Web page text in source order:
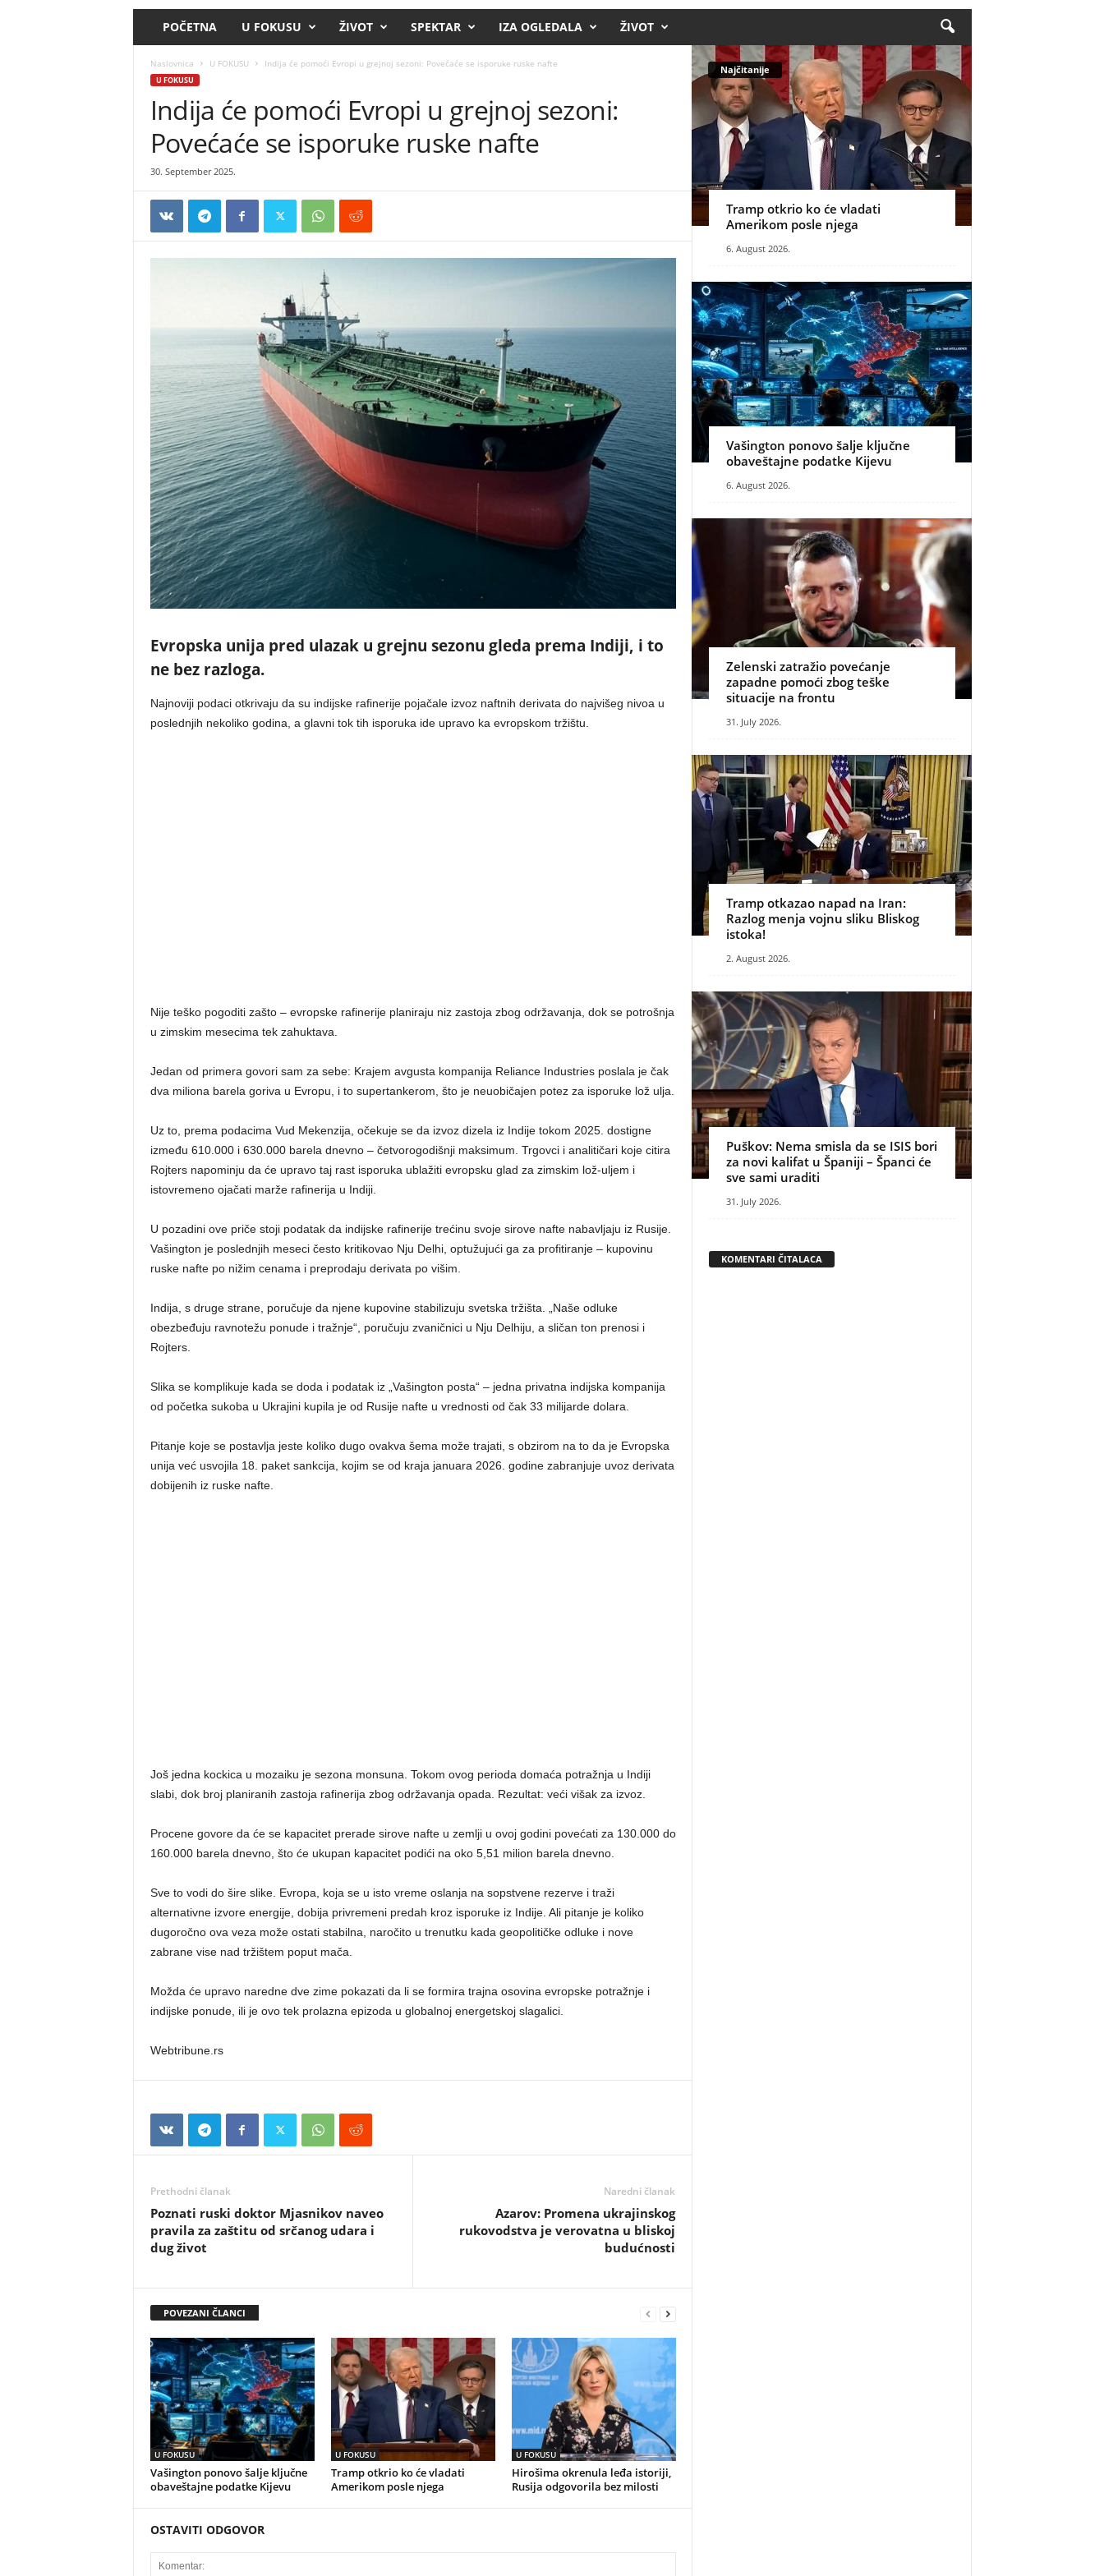
POČETNA U FOKUSU ŽIVOT SPEKTAR IZA OGLEDALA ŽIVOT
Naslovnica U FOKUSU Indija će pomoći Evropi u grejnoj sezoni: Povećaće se isporuke ruske nafte
U FOKUSU
Indija će pomoći Evropi u grejnoj sezoni:
Povećaće se isporuke ruske nafte
30. September 2025.
Evropska unija pred ulazak u grejnu sezonu gleda prema Indiji, i to
ne bez razloga.
Najnoviji podaci otkrivaju da su indijske rafinerije pojačale izvoz naftnih derivata do najvišeg nivoa u
poslednjih nekoliko godina, a glavni tok tih isporuka ide upravo ka evropskom tržištu.
Nije teško pogoditi zašto – evropske rafinerije planiraju niz zastoja zbog održavanja, dok se potrošnja
u zimskim mesecima tek zahuktava.
Jedan od primera govori sam za sebe: Krajem avgusta kompanija Reliance Industries poslala je čak
dva miliona barela goriva u Evropu, i to supertankerom, što je neuobičajen potez za isporuke lož ulja.
Uz to, prema podacima Vud Mekenzija, očekuje se da izvoz dizela iz Indije tokom 2025. dostigne
između 610.000 i 630.000 barela dnevno – četvorogodišnji maksimum. Trgovci i analitičari koje citira
Rojters napominju da će upravo taj rast isporuka ublažiti evropsku glad za zimskim lož-uljem i
istovremeno ojačati marže rafinerija u Indiji.
U pozadini ove priče stoji podatak da indijske rafinerije trećinu svoje sirove nafte nabavljaju iz Rusije.
Vašington je poslednjih meseci često kritikovao Nju Delhi, optužujući ga za profitiranje – kupovinu
ruske nafte po nižim cenama i preprodaju derivata po višim.
Indija, s druge strane, poručuje da njene kupovine stabilizuju svetska tržišta. „Naše odluke
obezbeđuju ravnotežu ponude i tražnje“, poručuju zvaničnici u Nju Delhiju, a sličan ton prenosi i
Rojters.
Slika se komplikuje kada se doda i podatak iz „Vašington posta“ – jedna privatna indijska kompanija
od početka sukoba u Ukrajini kupila je od Rusije nafte u vrednosti od čak 33 milijarde dolara.
Pitanje koje se postavlja jeste koliko dugo ovakva šema može trajati, s obzirom na to da je Evropska
unija već usvojila 18. paket sankcija, kojim se od kraja januara 2026. godine zabranjuje uvoz derivata
dobijenih iz ruske nafte.
Još jedna kockica u mozaiku je sezona monsuna. Tokom ovog perioda domaća potražnja u Indiji
slabi, dok broj planiranih zastoja rafinerija zbog održavanja opada. Rezultat: veći višak za izvoz.
Procene govore da će se kapacitet prerade sirove nafte u zemlji u ovoj godini povećati za 130.000 do
160.000 barela dnevno, što će ukupan kapacitet podići na oko 5,51 milion barela dnevno.
Sve to vodi do šire slike. Evropa, koja se u isto vreme oslanja na sopstvene rezerve i traži
alternativne izvore energije, dobija privremeni predah kroz isporuke iz Indije. Ali pitanje je koliko
dugoročno ova veza može ostati stabilna, naročito u trenutku kada geopolitičke odluke i nove
zabrane vise nad tržištem poput mača.
Možda će upravo naredne dve zime pokazati da li se formira trajna osovina evropske potražnje i
indijske ponude, ili je ovo tek prolazna epizoda u globalnoj energetskoj slagalici.
Webtribune.rs
Prethodni članak
Poznati ruski doktor Mjasnikov naveo
pravila za zaštitu od srčanog udara i
dug život
Naredni članak
Azarov: Promena ukrajinskog
rukovodstva je verovatna u bliskoj
budućnosti
POVEZANI ČLANCI
U FOKUSU
Vašington ponovo šalje ključne
obaveštajne podatke Kijevu
U FOKUSU
Tramp otkrio ko će vladati
Amerikom posle njega
U FOKUSU
Hirošima okrenula leđa istoriji,
Rusija odgovorila bez milosti
OSTAVITI ODGOVOR
Najčitanije
Tramp otkrio ko će vladati
Amerikom posle njega
6. August 2026.
Vašington ponovo šalje ključne
obaveštajne podatke Kijevu
6. August 2026.
Zelenski zatražio povećanje
zapadne pomoći zbog teške
situacije na frontu
31. July 2026.
Tramp otkazao napad na Iran:
Razlog menja vojnu sliku Bliskog
istoka!
2. August 2026.
Puškov: Nema smisla da se ISIS bori
za novi kalifat u Španiji – Španci će
sve sami uraditi
31. July 2026.
KOMENTARI ČITALACA